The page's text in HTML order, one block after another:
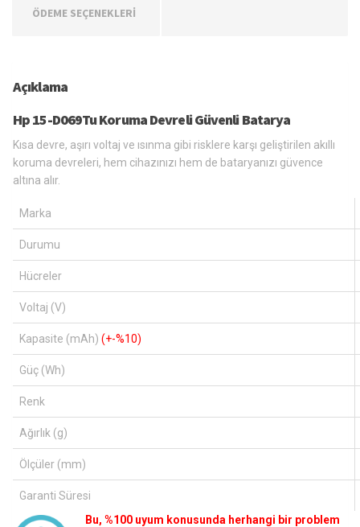
ÖDEME SEÇENEKLERİ
Açıklama
Hp 15-D069Tu Koruma Devreli Güvenli Batarya
Kısa devre, aşırı voltaj ve ısınma gibi risklere karşı geliştirilen akıllı
koruma devreleri, hem cihazınızı hem de bataryanızı güvence
altına alır.
Marka
Durumu
Hücreler
Voltaj (V)
Kapasite (mAh) (+-%10)
Güç (Wh)
Renk
Ağırlık (g)
Ölçüler (mm)
Garanti Süresi
Bu, %100 uyum konusunda herhangi bir problem